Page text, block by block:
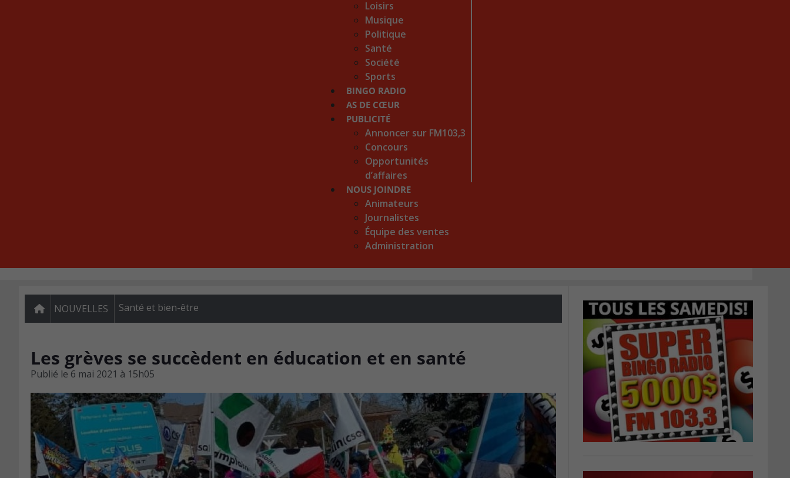
Loisirs
Musique
Politique
Santé
Société
Sports
BINGO RADIO
AS DE CŒUR
PUBLICITÉ
Annoncer sur FM103,3
Concours
Opportunités
d’affaires
NOUS JOINDRE
Animateurs
Journalistes
Équipe des ventes
Administration
NOUVELLES Santé et bien-être
Les grèves se succèdent en éducation et en santé
Publié le 6 mai 2021 à 15h05